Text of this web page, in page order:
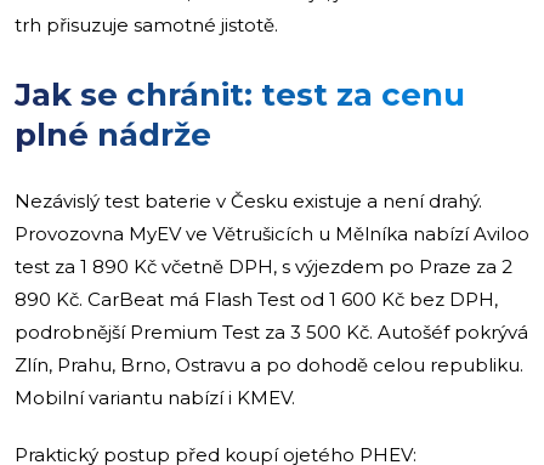
trh přisuzuje samotné jistotě.
Jak se chránit: test za cenu
plné nádrže
Nezávislý test baterie v Česku existuje a není drahý.
Provozovna MyEV ve Větrušicích u Mělníka nabízí Aviloo
test za 1 890 Kč včetně DPH, s výjezdem po Praze za 2
890 Kč. CarBeat má Flash Test od 1 600 Kč bez DPH,
podrobnější Premium Test za 3 500 Kč. Autošéf pokrývá
Zlín, Prahu, Brno, Ostravu a po dohodě celou republiku.
Mobilní variantu nabízí i KMEV.
Praktický postup před koupí ojetého PHEV: